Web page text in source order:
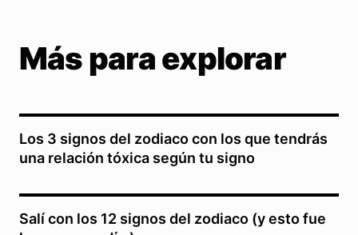
Más para explorar
Los 3 signos del zodiaco con los que tendrás
una relación tóxica según tu signo
Salí con los 12 signos del zodiaco (y esto fue